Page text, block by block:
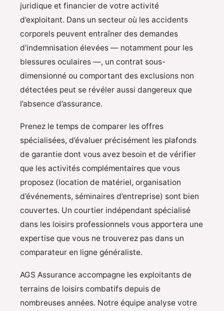
juridique et financier de votre activité
d’exploitant. Dans un secteur où les accidents
corporels peuvent entraîner des demandes
d’indemnisation élevées — notamment pour les
blessures oculaires —, un contrat sous-
dimensionné ou comportant des exclusions non
détectées peut se révéler aussi dangereux que
l’absence d’assurance.
Prenez le temps de comparer les offres
spécialisées, d’évaluer précisément les plafonds
de garantie dont vous avez besoin et de vérifier
que les activités complémentaires que vous
proposez (location de matériel, organisation
d’événements, séminaires d’entreprise) sont bien
couvertes. Un courtier indépendant spécialisé
dans les loisirs professionnels vous apportera une
expertise que vous ne trouverez pas dans un
comparateur en ligne généraliste.
AGS Assurance accompagne les exploitants de
terrains de loisirs combatifs depuis de
nombreuses années. Notre équipe analyse votre